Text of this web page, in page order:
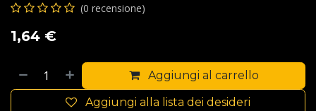
(0 recensione)
1,64 €
Aggiungi al carrello
Aggiungi alla lista dei desideri